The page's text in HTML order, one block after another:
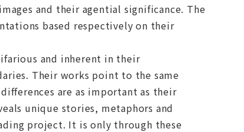
and their agential significance. The
based respectively on their
and inherent in their
Their works point to the same
are as important as their
unique stories, metaphors and
project. It is only through these